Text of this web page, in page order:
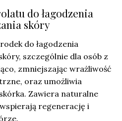
do łagodzenia
skóry
do łagodzenia
szczególnie dla osób z
zmniejszając wrażliwość
oraz umożliwia
Zawiera naturalne
regenerację i